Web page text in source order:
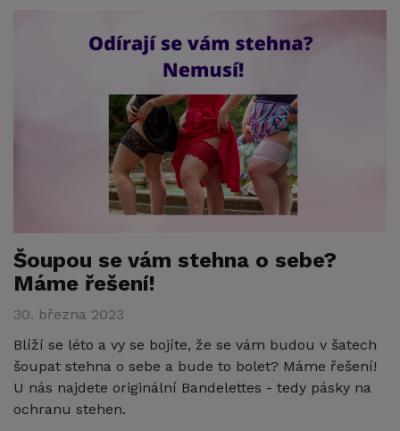
Šoupou se vám stehna o sebe?
Máme řešení!
30. března 2023
Blíží se léto a vy se bojíte, že se vám budou v šatech
šoupat stehna o sebe a bude to bolet? Máme řešení!
U nás najdete originální Bandelettes - tedy pásky na
ochranu stehen.